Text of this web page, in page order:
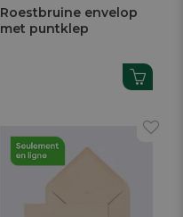
Roestbruine envelop
met puntklep